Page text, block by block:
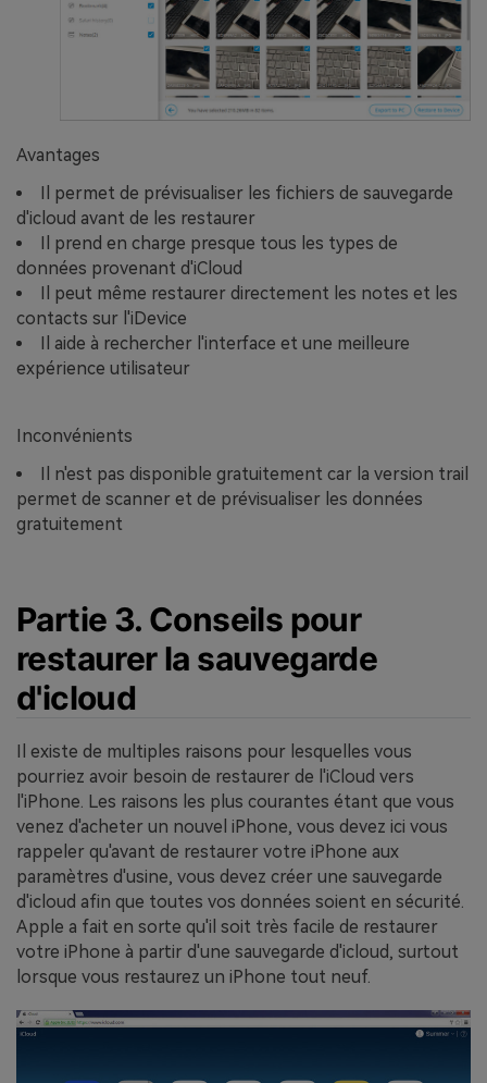
Avantages
Il permet de prévisualiser les fichiers de sauvegarde
d'icloud avant de les restaurer
Il prend en charge presque tous les types de
données provenant d'iCloud
Il peut même restaurer directement les notes et les
contacts sur l'iDevice
Il aide à rechercher l'interface et une meilleure
expérience utilisateur
Inconvénients
Il n'est pas disponible gratuitement car la version trail
permet de scanner et de prévisualiser les données
gratuitement
Partie 3. Conseils pour
restaurer la sauvegarde
d'icloud
Il existe de multiples raisons pour lesquelles vous
pourriez avoir besoin de restaurer de l'iCloud vers
l'iPhone. Les raisons les plus courantes étant que vous
venez d'acheter un nouvel iPhone, vous devez ici vous
rappeler qu'avant de restaurer votre iPhone aux
paramètres d'usine, vous devez créer une sauvegarde
d'icloud afin que toutes vos données soient en sécurité.
Apple a fait en sorte qu'il soit très facile de restaurer
votre iPhone à partir d'une sauvegarde d'icloud, surtout
lorsque vous restaurez un iPhone tout neuf.